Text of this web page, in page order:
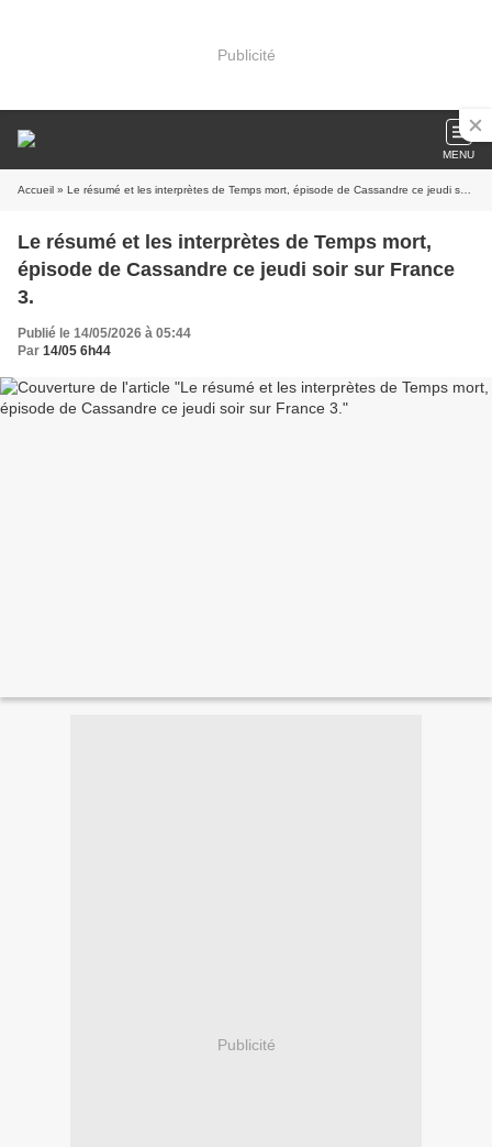
Publicité
MENU
Accueil » Le résumé et les interprètes de Temps mort, épisode de Cassandre ce jeudi soir sur France 3.
Le résumé et les interprètes de Temps mort,
épisode de Cassandre ce jeudi soir sur France
3.
Publié le 14/05/2026 à 05:44
Par 14/05 6h44
Publicité